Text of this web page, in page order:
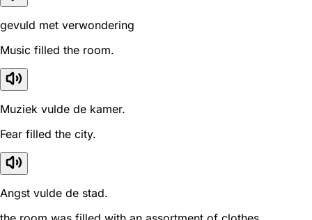
gevuld met verwondering
Music filled the room.
Muziek vulde de kamer.
Fear filled the city.
Angst vulde de stad.